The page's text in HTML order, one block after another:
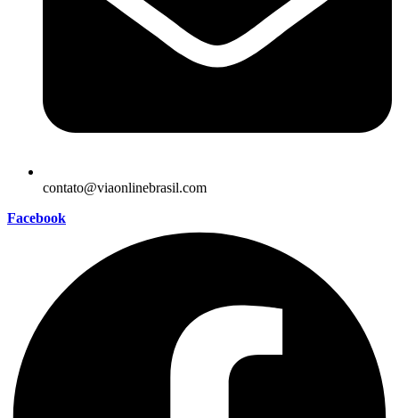
contato@viaonlinebrasil.com
Facebook